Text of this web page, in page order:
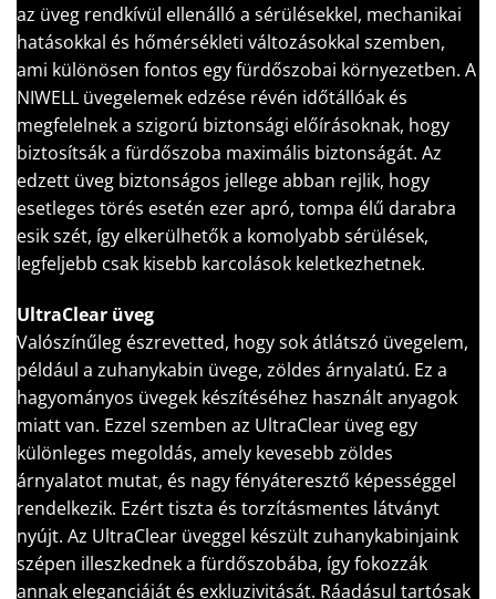
az üveg rendkívül ellenálló a sérülésekkel, mechanikai
hatásokkal és hőmérsékleti változásokkal szemben,
ami különösen fontos egy fürdőszobai környezetben. A
NIWELL üvegelemek edzése révén időtállóak és
megfelelnek a szigorú biztonsági előírásoknak, hogy
biztosítsák a fürdőszoba maximális biztonságát. Az
edzett üveg biztonságos jellege abban rejlik, hogy
esetleges törés esetén ezer apró, tompa élű darabra
esik szét, így elkerülhetők a komolyabb sérülések,
legfeljebb csak kisebb karcolások keletkezhetnek.
UltraClear üveg
Valószínűleg észrevetted, hogy sok átlátszó üvegelem,
például a zuhanykabin üvege, zöldes árnyalatú. Ez a
hagyományos üvegek készítéséhez használt anyagok
miatt van. Ezzel szemben az UltraClear üveg egy
különleges megoldás, amely kevesebb zöldes
árnyalatot mutat, és nagy fényáteresztő képességgel
rendelkezik. Ezért tiszta és torzításmentes látványt
nyújt. Az UltraClear üveggel készült zuhanykabinjaink
szépen illeszkednek a fürdőszobába, így fokozzák
annak eleganciáját és exkluzivitását. Ráadásul tartósak